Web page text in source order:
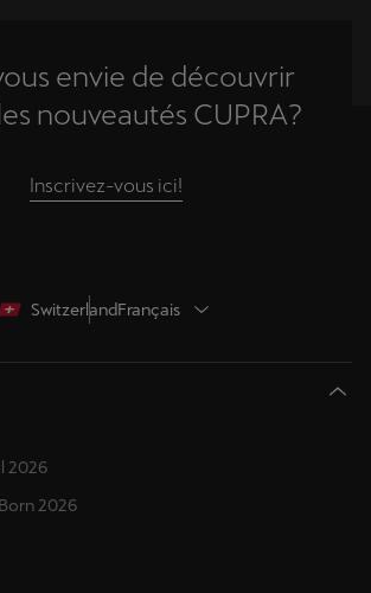
envie de découvrir
nouveautés CUPRA?
Inscrivez-vous ici!
SwitzerlandFrançais
2026
2026